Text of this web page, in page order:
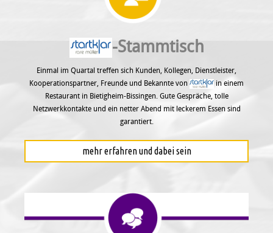
-Stammtisch
Einmal im Quartal treffen sich Kunden, Kollegen, Dienstleister,
Kooperationspartner, Freunde und Bekannte von
in einem
Restaurant in Bietigheim-Bissingen. Gute Gespräche, tolle
Netzwerkkontakte und ein netter Abend mit leckerem Essen sind
garantiert.
mehr erfahren und dabei sein